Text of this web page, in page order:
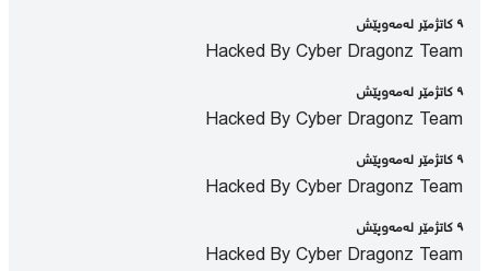
٩ كاتژمێر لەمەوپێش
Hacked By Cyber Dragonz Team
٩ كاتژمێر لەمەوپێش
Hacked By Cyber Dragonz Team
٩ كاتژمێر لەمەوپێش
Hacked By Cyber Dragonz Team
٩ كاتژمێر لەمەوپێش
Hacked By Cyber Dragonz Team